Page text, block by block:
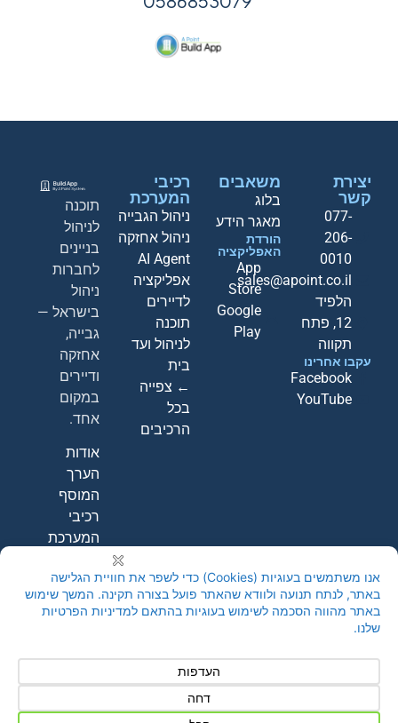
תוכנה
לניהול
בניינים
לחברות
ניהול
בישראל —
גבייה,
אחזקה
ודיירים
במקום
אחד.
אודות
הערך
המוסף
רכיבי
המערכת
הדגמה
חינם
←
רכיבי
המערכת
ניהול הגבייה
ניהול אחזקה
AI Agent
אפליקציה
לדיירים
תוכנה
לניהול ועד
בית
← צפייה
בכל
הרכיבים
משאבים
בלוג
מאגר הידע
הורדת
האפליקציה
App
Store
Google
Play
יצירת
קשר
077-
206-
0010
sales@apoint.co.il
הלפיד
12, פתח
תקווה
עקבו אחרינו
Facebook
YouTube
© 2026 A-Point Systems Ltd | מדיניות פרטיות|הצהרת נגישות